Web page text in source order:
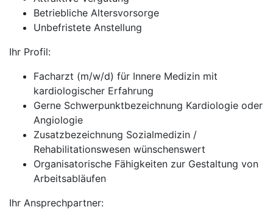
Betriebliche Altersvorsorge
Unbefristete Anstellung
Ihr Profil:
Facharzt (m/w/d) für Innere Medizin mit
kardiologischer Erfahrung
Gerne Schwerpunktbezeichnung Kardiologie oder
Angiologie
Zusatzbezeichnung Sozialmedizin /
Rehabilitationswesen wünschenswert
Organisatorische Fähigkeiten zur Gestaltung von
Arbeitsabläufen
Ihr Ansprechpartner: